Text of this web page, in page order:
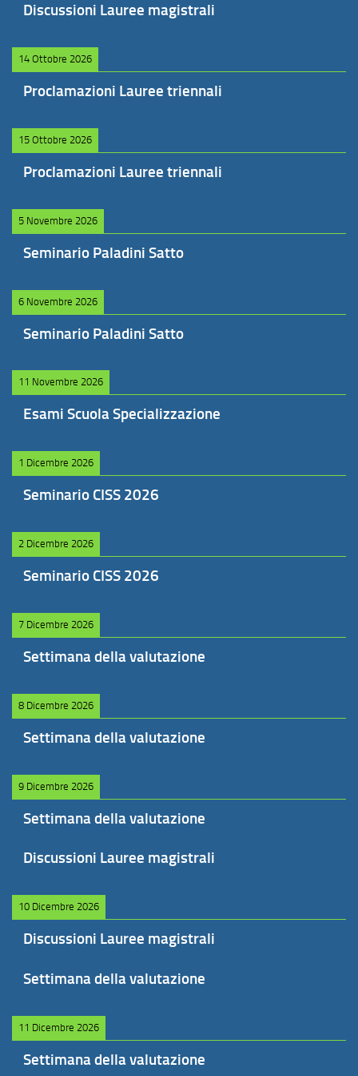
Discussioni Lauree magistrali
14 Ottobre 2026
Proclamazioni Lauree triennali
15 Ottobre 2026
Proclamazioni Lauree triennali
5 Novembre 2026
Seminario Paladini Satto
6 Novembre 2026
Seminario Paladini Satto
11 Novembre 2026
Esami Scuola Specializzazione
1 Dicembre 2026
Seminario CISS 2026
2 Dicembre 2026
Seminario CISS 2026
7 Dicembre 2026
Settimana della valutazione
8 Dicembre 2026
Settimana della valutazione
9 Dicembre 2026
Settimana della valutazione
Discussioni Lauree magistrali
10 Dicembre 2026
Discussioni Lauree magistrali
Settimana della valutazione
11 Dicembre 2026
Settimana della valutazione